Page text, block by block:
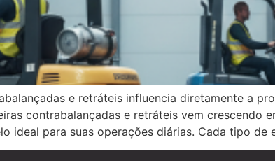
e retráteis influencia diretamente a
contrabalançadas e retráteis vem crescendo
ideal para suas operações diárias. Cada tipo de